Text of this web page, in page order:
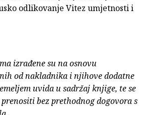
odlikovanje Vitez umjetnosti i
izrađene su na osnovu
od nakladnika i njihove dodatne
uvida u sadržaj knjige, te se
bez prethodnog dogovora s